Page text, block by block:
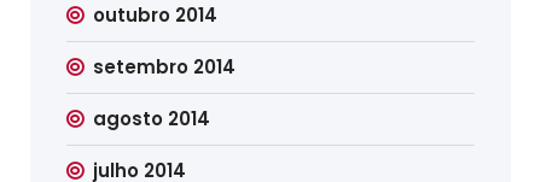
outubro 2014
setembro 2014
agosto 2014
julho 2014